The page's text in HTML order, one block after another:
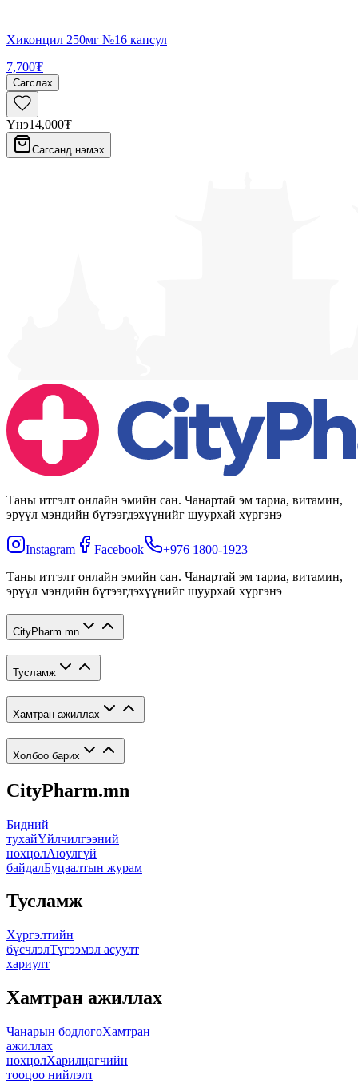
Хиконцил 250мг №16 капсул
7,700₮
Сагслах
Үнэ14,000₮
Сагсанд нэмэх
Таны итгэлт онлайн эмийн сан. Чанартай эм тариа, витамин,
эрүүл мэндийн бүтээгдэхүүнийг шуурхай хүргэнэ
Instagram Facebook
+976 1800-1923
Таны итгэлт онлайн эмийн сан. Чанартай эм тариа, витамин,
эрүүл мэндийн бүтээгдэхүүнийг шуурхай хүргэнэ
CityPharm.mn
Тусламж
Хамтран ажиллах
Холбоо барих
CityPharm.mn
Бидний
тухайҮйлчилгээний
нөхцөлАюулгүй
байдалБуцаалтын журам
Тусламж
Хүргэлтийн
бүсчлэлТүгээмэл асуулт
хариулт
Хамтран ажиллах
Чанарын бодлогоХамтран
ажиллах
нөхцөлХарилцагчийн
тооцоо нийлэлт